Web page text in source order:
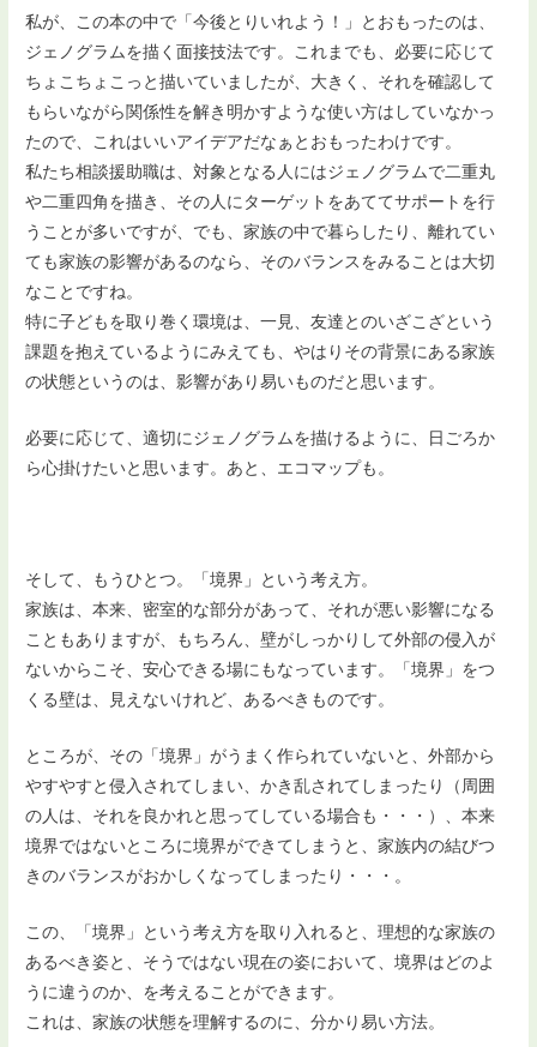
私が、この本の中で「今後とりいれよう！」とおもったのは、
ジェノグラムを描く面接技法です。これまでも、必要に応じて
ちょこちょこっと描いていましたが、大きく、それを確認して
もらいながら関係性を解き明かすような使い方はしていなかっ
たので、これはいいアイデアだなぁとおもったわけです。
私たち相談援助職は、対象となる人にはジェノグラムで二重丸
や二重四角を描き、その人にターゲットをあててサポートを行
うことが多いですが、でも、家族の中で暮らしたり、離れてい
ても家族の影響があるのなら、そのバランスをみることは大切
なことですね。
特に子どもを取り巻く環境は、一見、友達とのいざこざという
課題を抱えているようにみえても、やはりその背景にある家族
の状態というのは、影響があり易いものだと思います。
必要に応じて、適切にジェノグラムを描けるように、日ごろか
ら心掛けたいと思います。あと、エコマップも。
そして、もうひとつ。「境界」という考え方。
家族は、本来、密室的な部分があって、それが悪い影響になる
こともありますが、もちろん、壁がしっかりして外部の侵入が
ないからこそ、安心できる場にもなっています。「境界」をつ
くる壁は、見えないけれど、あるべきものです。
ところが、その「境界」がうまく作られていないと、外部から
やすやすと侵入されてしまい、かき乱されてしまったり（周囲
の人は、それを良かれと思ってしている場合も・・・）、本来
境界ではないところに境界ができてしまうと、家族内の結びつ
きのバランスがおかしくなってしまったり・・・。
この、「境界」という考え方を取り入れると、理想的な家族の
あるべき姿と、そうではない現在の姿において、境界はどのよ
うに違うのか、を考えることができます。
これは、家族の状態を理解するのに、分かり易い方法。